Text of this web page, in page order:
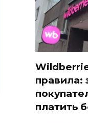
правила:
платить